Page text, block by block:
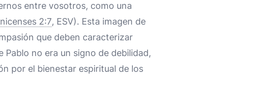
entre vosotros, como una
2:7, ESV). Esta imagen de
que deben caracterizar
Pablo no era un signo de debilidad,
por el bienestar espiritual de los